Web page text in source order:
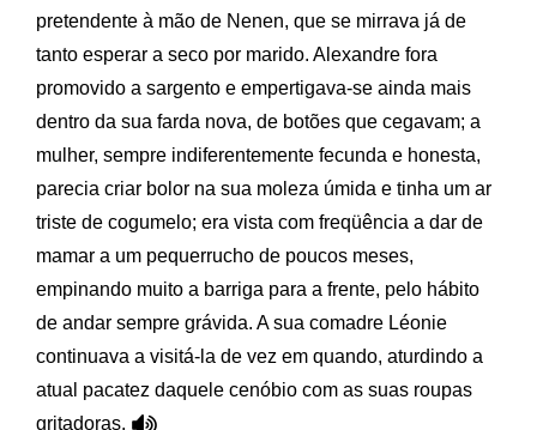
pretendente à mão de Nenen, que se mirrava já de
tanto esperar a seco por marido. Alexandre fora
promovido a sargento e empertigava-se ainda mais
dentro da sua farda nova, de botões que cegavam; a
mulher, sempre indiferentemente fecunda e honesta,
parecia criar bolor na sua moleza úmida e tinha um ar
triste de cogumelo; era vista com freqüência a dar de
mamar a um pequerrucho de poucos meses,
empinando muito a barriga para a frente, pelo hábito
de andar sempre grávida. A sua comadre Léonie
continuava a visitá-la de vez em quando, aturdindo a
atual pacatez daquele cenóbio com as suas roupas
gritadoras.